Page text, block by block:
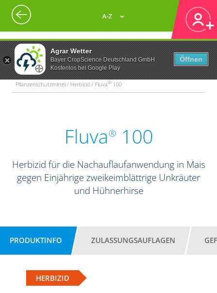
Agrar Wetter
Bayer CropScience Deutschland GmbH
Kostenlos bei Google Play
Öffnen
A-Z
Pflanzenschutzmittel / Herbizid / Fluva® 100
Fluva® 100
Herbizid für die Nachauflaufanwendung in Mais
gegen Einjährige zweikeimblättrige Unkräuter
und Hühnerhirse
PRODUKTINFO ZULASSUNGSAUFLAGEN
HERBIZID